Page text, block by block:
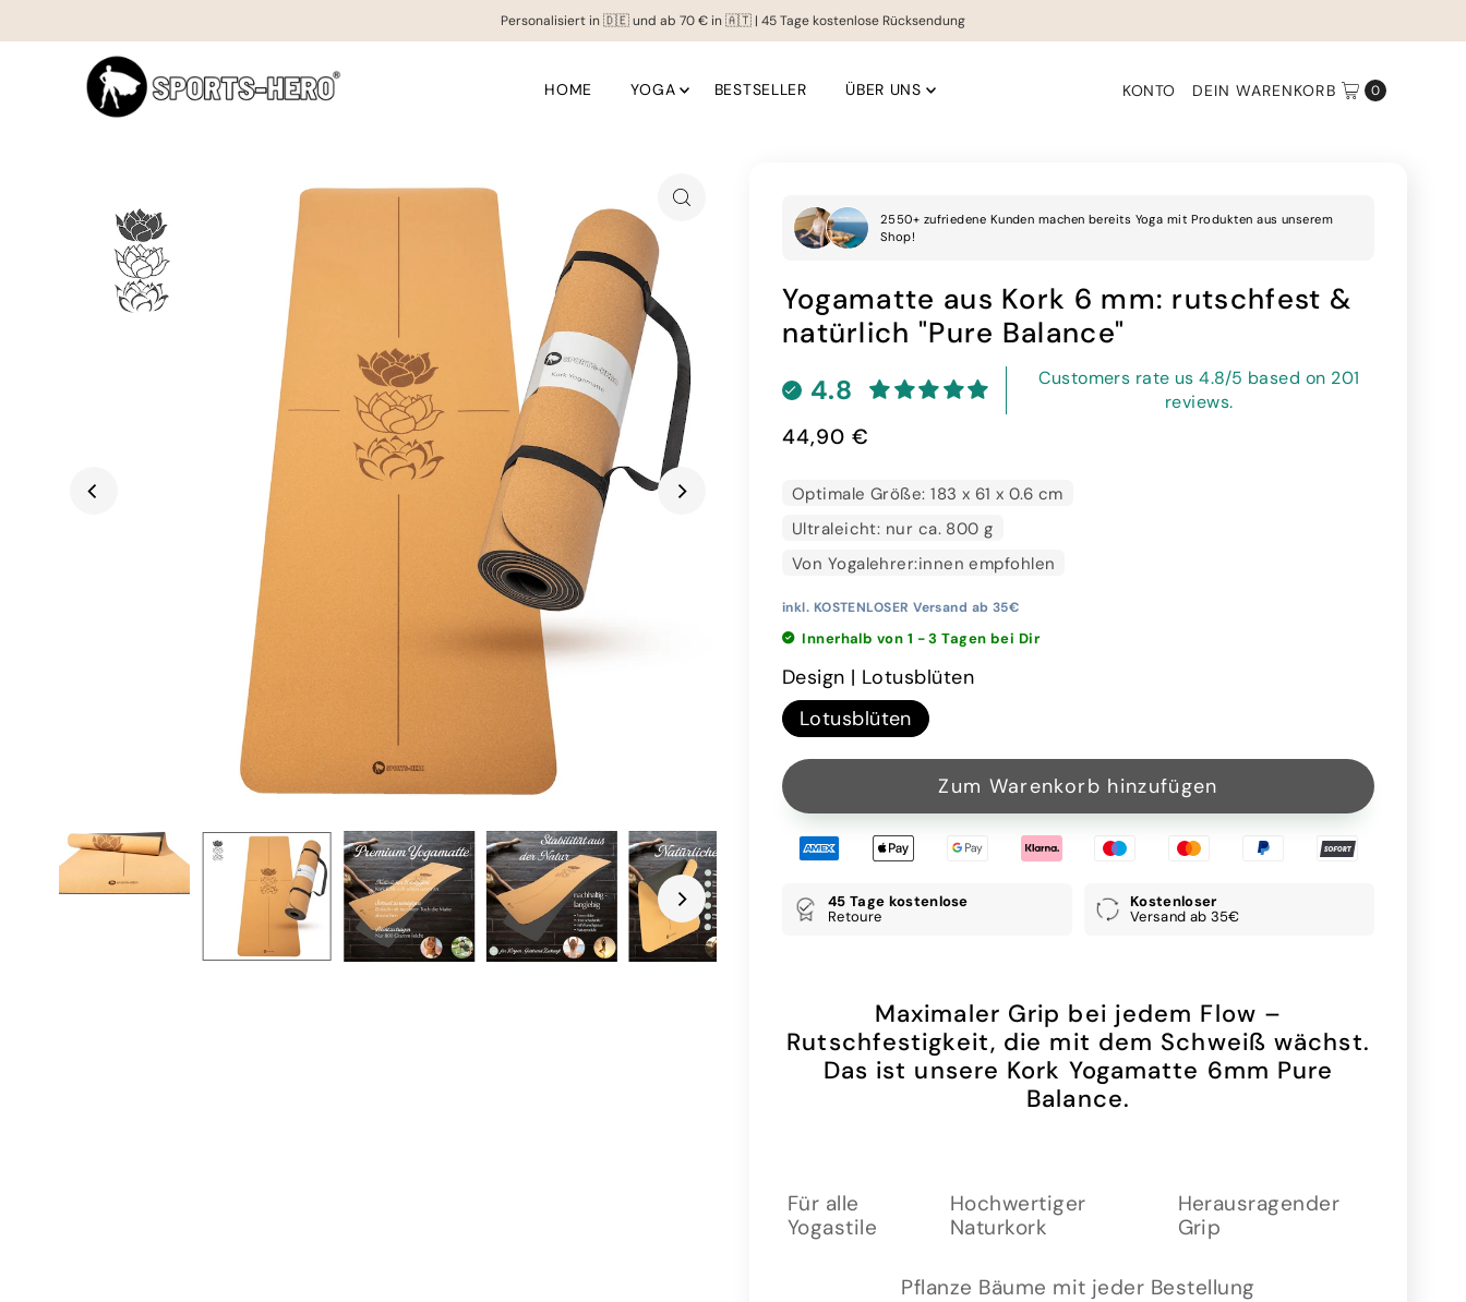
Personalisiert in 🇩🇪 und ab 70 € in 🇦🇹 | 45 Tage kostenlose Rücksendung
HOME YOGA BESTSELLER ÜBER UNS KONTO DEIN WARENKORB 0
2550+ zufriedene Kunden machen bereits Yoga mit Produkten aus unserem
Shop!
Yogamatte aus Kork 6 mm: rutschfest &
natürlich "Pure Balance"
4.8
Customers rate us 4.8/5 based on 201
reviews.
44,90 €
Optimale Größe: 183 x 61 x 0.6 cm
Ultraleicht: nur ca. 800 g
Von Yogalehrer:innen empfohlen
inkl. KOSTENLOSER Versand ab 35€
Innerhalb von 1 - 3 Tagen bei Dir
Design | Lotusblüten
Lotusblüten
45 Tage kostenlose
Retoure
Kostenloser
Versand ab 35€
Maximaler Grip bei jedem Flow –
Rutschfestigkeit, die mit dem Schweiß wächst.
Das ist unsere Kork Yogamatte 6mm Pure
Balance.
Für alle
Yogastile
Hochwertiger
Naturkork
Herausragender
Grip
Pflanze Bäume mit jeder Bestellung